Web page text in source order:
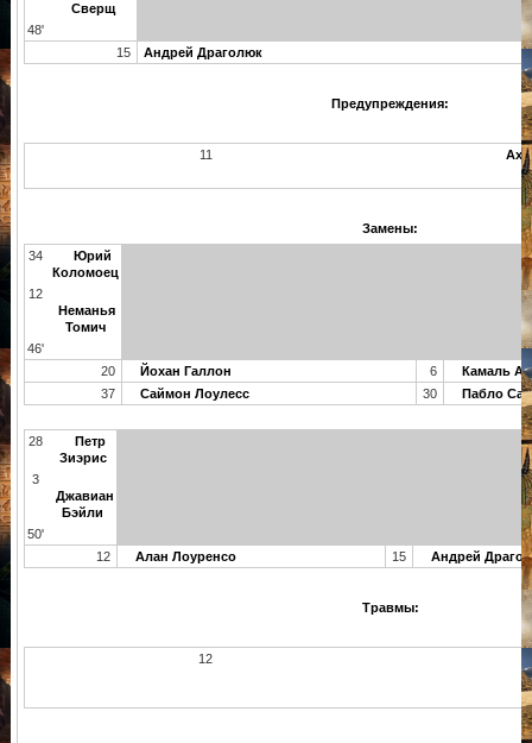
Сверщ
48'
15
Андрей Драголюк
Предупреждения:
11
Замены:
34
Юрий
Коломоец
12
Неманья
Томич
46'
20
Йохан Галлон 6
Камаль
37
Саймон Лоулесс 30 Пабло
28
Петр
Зиэрис
3
Джавиан
Бэйли
50'
12
Алан Лоуренсо 15 Андрей
Травмы:
12